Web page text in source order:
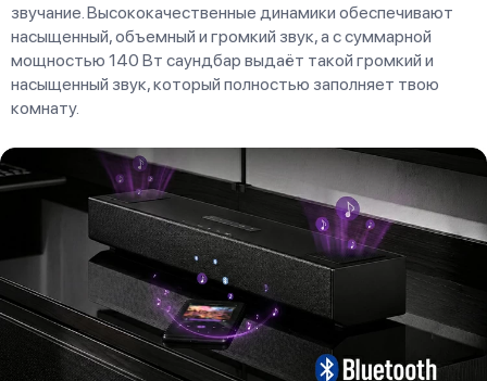
звучание. Высококачественные динамики обеспечивают
насыщенный, объемный и громкий звук, а с суммарной
мощностью 140 Вт саундбар выдаёт такой громкий и
насыщенный звук, который полностью заполняет твою
комнату.